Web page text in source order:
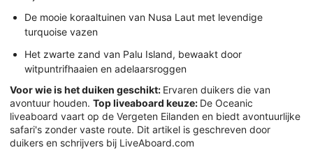
De mooie koraaltuinen van Nusa Laut met levendige
turquoise vazen
Het zwarte zand van Palu Island, bewaakt door
witpuntrifhaaien en adelaarsroggen
Voor wie is het duiken geschikt: Ervaren duikers die van
avontuur houden. Top liveaboard keuze: De Oceanic
liveaboard vaart op de Vergeten Eilanden en biedt avontuurlijke
safari's zonder vaste route. Dit artikel is geschreven door
duikers en schrijvers bij LiveAboard.com